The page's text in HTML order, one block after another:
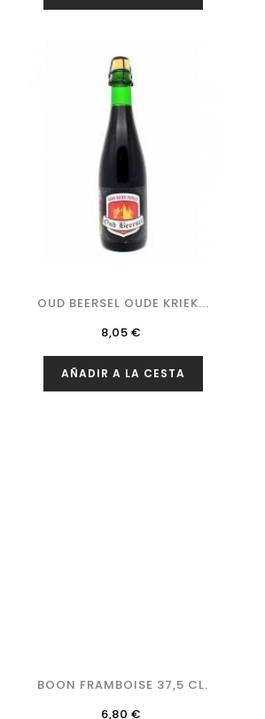
OUD BEERSEL OUDE KRIEK...
Precio
8,05 €
AÑADIR A LA CESTA
BOON FRAMBOISE 37,5 CL.
Precio
6,80 €